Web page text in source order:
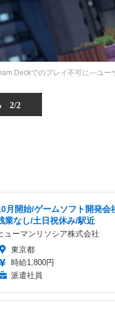
Deckでのプレイ不可に―ユー
2/2
月開始/ゲームソフト開発会
業なし/土日祝休み/駅近
ューマンリソシア株式会社
東京都
時給1,800円
派遣社員